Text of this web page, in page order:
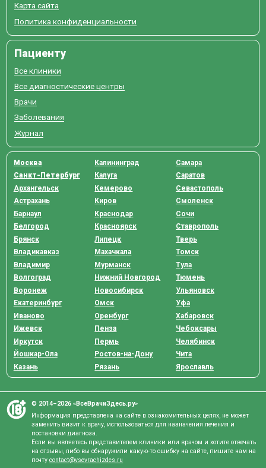
Карта сайта
Политика конфиденциальности
Пациенту
Все клиники
Все диагностические центры
Врачи
Заболевания
Журнал
Москва
Санкт-Петербург
Архангельск
Астрахань
Барнаул
Белгород
Брянск
Владикавказ
Владимир
Волгоград
Воронеж
Екатеринбург
Иваново
Ижевск
Иркутск
Йошкар-Ола
Казань
Калининград
Калуга
Кемерово
Киров
Краснодар
Красноярск
Липецк
Махачкала
Мурманск
Нижний Новгород
Новосибирск
Омск
Оренбург
Пенза
Пермь
Ростов-на-Дону
Рязань
Самара
Саратов
Севастополь
Смоленск
Сочи
Ставрополь
Тверь
Томск
Тула
Тюмень
Ульяновск
Уфа
Хабаровск
Чебоксары
Челябинск
Чита
Ярославль
© 2014–2026 «ВсеВрачиЗдесь.ру»
Информация представлена на сайте в ознакомительных целях, не может
заменить визит к врачу, использоваться для назначения лечения и
постановки диагноза.
Если вы являетесь представителем клиники или врачом и хотите отвечать
на отзывы, либо вы обнаружили какую-то ошибку на сайте, пишите нам на
почтуcontact@vsevrachizdes.ru